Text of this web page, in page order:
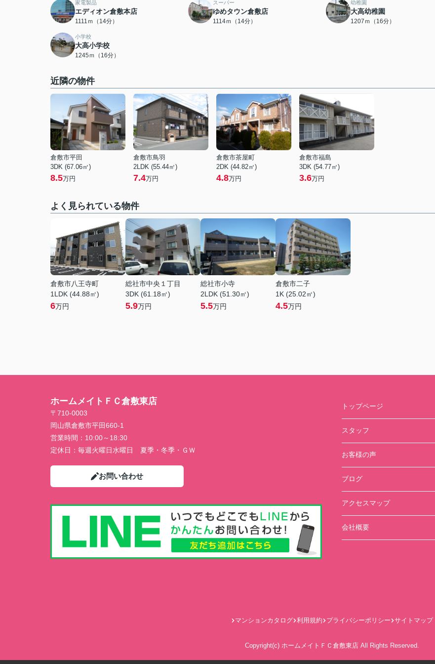
家電製品
エディオン倉敷本店
1111ｍ（14分）
スーパー
ゆめタウン倉敷店
1114ｍ（14分）
幼稚園
大高幼稚園
1207ｍ（16分）
小学校
大高小学校
1245ｍ（16分）
近隣の物件
倉敷市平田
3DK (67.06㎡)
8.5万円
倉敷市鳥羽
2LDK (55.44㎡)
7.4万円
倉敷市茶屋町
2DK (44.82㎡)
4.8万円
倉敷市福島
3DK (54.77㎡)
3.6万円
よく見られている物件
倉敷市八王寺町
1LDK (44.88㎡)
6万円
総社市中央１丁目
3DK (61.18㎡)
5.9万円
総社市小寺
2LDK (51.30㎡)
5.5万円
倉敷市二子
1K (25.02㎡)
4.5万円
ホームメイトＦＣ倉敷東店
〒710-0003
岡山県倉敷市平田660-1
営業時間： 10:00～18:30
定休日： 毎週火曜日水曜日 夏季・冬季・ＧＷ
お問い合わせ
トップページ
スタッフ
お客様の声
ブログ
アクセスマップ
会社概要
マンションカタログ 利用規約 プライバシーポリシー サイトマップ
Copyright(c) ホームメイトＦＣ倉敷東店 All Rights Reserved.